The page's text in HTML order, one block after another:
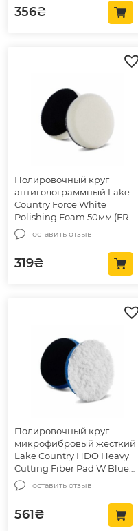
356₴
Полировочный круг
антиголограммный Lake
Country Force White
Polishing Foam 50мм (FR-
HWHITE 2)
оставить отзыв
319₴
Полировочный круг
микрофибровый жесткий
Lake Country HDO Heavy
Cutting Fiber Pad W Blue
75мм (HDO-350F)
оставить отзыв
561₴